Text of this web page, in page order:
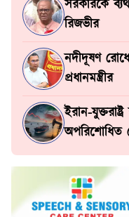
সরকারকে
রিজভীর
নদীদূষণ রোধে
প্রধানমন্ত্রীর
ইরান-
অপরিশোধিত